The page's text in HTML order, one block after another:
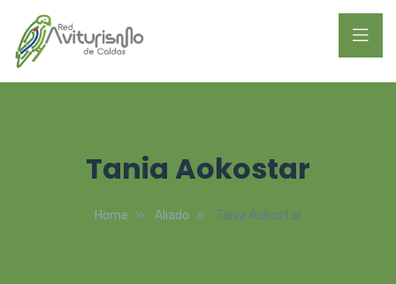
Tania Aokostar
Home Aliado Tania Aokostar